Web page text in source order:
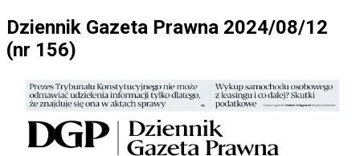
Dziennik Gazeta Prawna 2024/08/12
(nr 156)